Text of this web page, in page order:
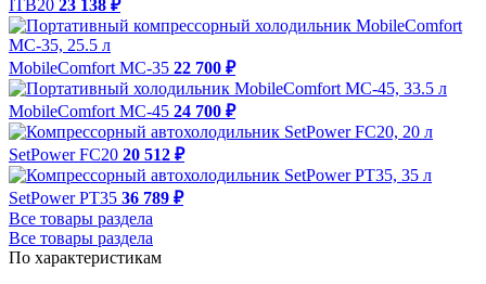
ITB20 23 138 ₽
MobileComfort MC-35 22 700 ₽
MobileComfort MC-45 24 700 ₽
SetPower FC20 20 512 ₽
SetPower PT35 36 789 ₽
Все товары раздела
Все товары раздела
По характеристикам